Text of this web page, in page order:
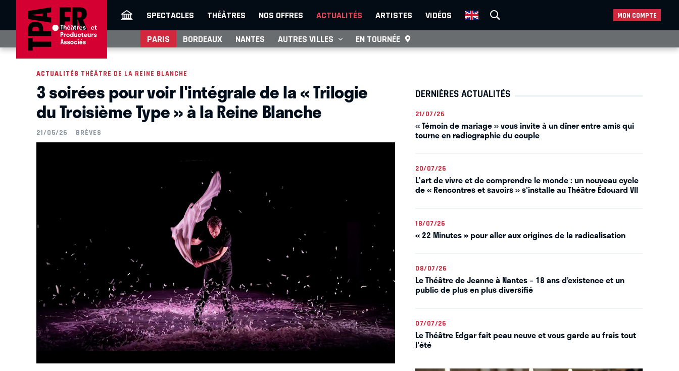
SPECTACLES THÉÂTRES NOS OFFRES ACTUALITÉS ARTISTES VIDÉOS MON COMPTE
PARIS BORDEAUX NANTES AUTRES VILLES EN TOURNÉE
ACTUALITÉS
ACTUALITÉS THÉÂTRE DE LA REINE BLANCHE
3 soirées pour voir l'intégrale de la « Trilogie
du Troisième Type » à la Reine Blanche
21/05/26 BRÈVES
DERNIÈRES ACTUALITÉS
21/07/26
« Témoin de mariage » vous invite à un dîner entre amis qui
tourne en radiographie du couple
20/07/26
L'art de vivre et de comprendre le monde : un nouveau cycle
de « Rencontres et savoirs » s'installe au Théâtre Édouard VII
18/07/26
« 22 Minutes » pour aller aux origines de la radicalisation
08/07/26
Le Théâtre de Jeanne à Nantes – 18 ans d’existence et un
public de plus en plus diversifié
07/07/26
Le Théâtre Edgar fait peau neuve et vous garde au frais tout
l'été